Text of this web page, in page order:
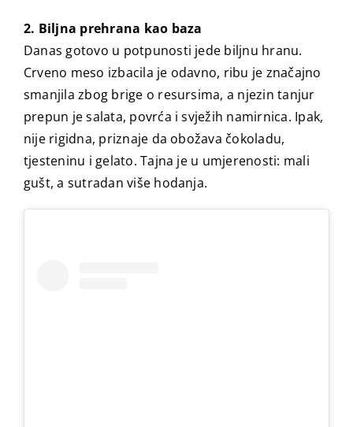
2. Biljna prehrana kao baza
Danas gotovo u potpunosti jede biljnu hranu.
Crveno meso izbacila je odavno, ribu je značajno
smanjila zbog brige o resursima, a njezin tanjur
prepun je salata, povrća i svježih namirnica. Ipak,
nije rigidna, priznaje da obožava čokoladu,
tjesteninu i gelato. Tajna je u umjerenosti: mali
gušt, a sutradan više hodanja.